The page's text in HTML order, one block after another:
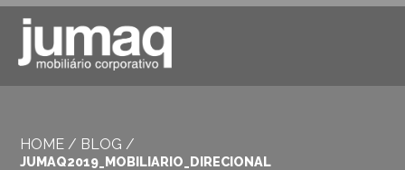
HOME / BLOG /
JUMAQ2019_MOBILIARIO_DIRECIONAL